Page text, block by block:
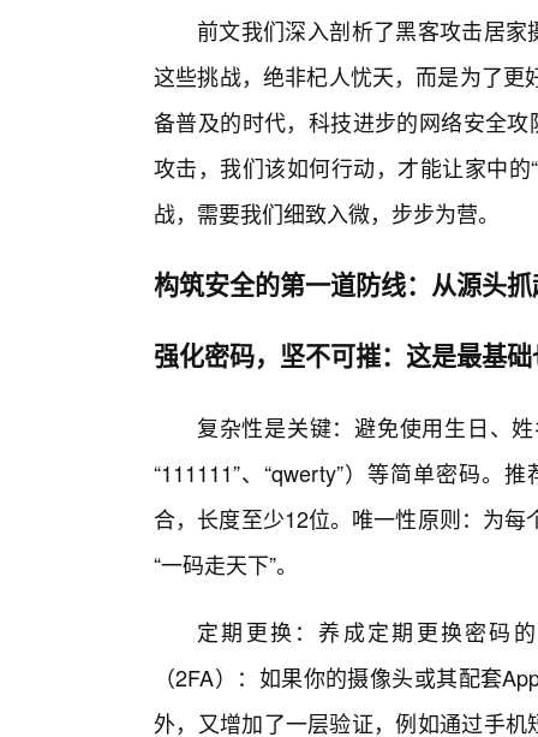
前文我们深入剖析了黑客攻击居家
这些挑战，绝非杞人忧天，而是为了
备普及的时代，科技进步的网络安全
攻击，我们该如何行动，才能让家中的
战，需要我们细致入微，步步为营。
构筑安全的第一道防线：从源头
强化密码，坚不可摧：这是最基
复杂性是关键：避免使用生日、
“111111”、“qwerty”）等简单密码。
合，长度至少12位。唯一性原则：为
“一码走天下”。
定期更换：养成定期更换密码
（2FA）：如果你的摄像头或其配套
外，又增加了一层验证，例如通过手